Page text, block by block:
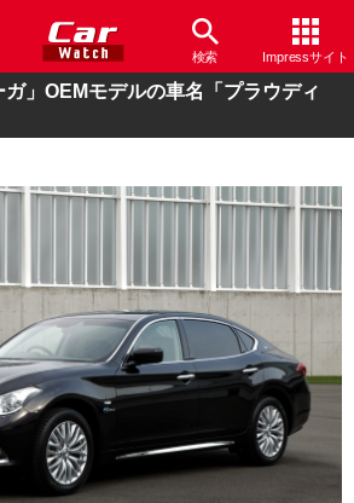
検索 Impressサイト
」OEMモデルの車名「プラウディ